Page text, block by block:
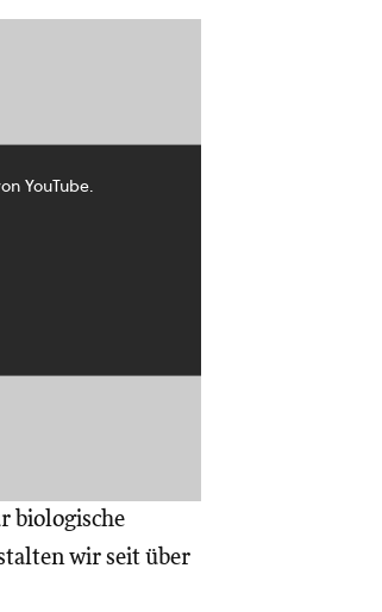
YouTube.
biologische
wir seit über